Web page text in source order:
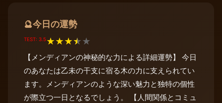
🔮今日の運勢
TEST: 3.5★★★★★
【メンディアンの神秘的な力による詳細運勢】 今日
のあなたは乙未の干支に宿る木の力に支えられてい
ます。メンディアンのような深い魅力と独特の個性
が際立つ一日となるでしょう。 【人間関係とコミュ